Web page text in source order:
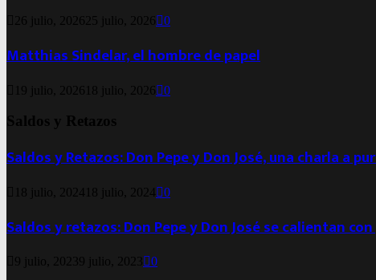
26 julio, 2026 25 julio, 2026 0
Matthias Sindelar, el hombre de papel
19 julio, 2026 18 julio, 2026 0
Saldos y Retazos
Saldos y Retazos: Don Pepe y Don José, una charla a
18 julio, 2024 18 julio, 2024 0
Saldos y retazos: Don Pepe y Don José se calientan
9 julio, 20239 julio, 2023 0